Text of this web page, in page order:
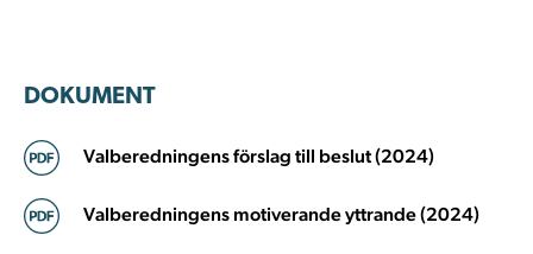
DOKUMENT
Valberedningens förslag till beslut (2024)
Valberedningens motiverande yttrande (2024)